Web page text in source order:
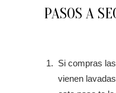
PASOS A
Si compras
vienen